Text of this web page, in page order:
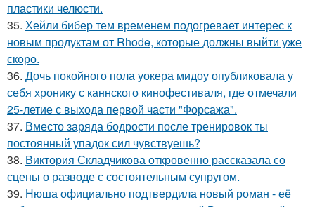
пластики челюсти.
35. Хейли бибер тем временем подогревает интерес к
новым продуктам от Rhode, которые должны выйти уже
скоро.
36. Дочь покойного пола уокера мидоу опубликовала у
себя хронику с каннского кинофестиваля, где отмечали
25-летие с выхода первой части "Форсажа".
37. Вместо заряда бодрости после тренировок ты
постоянный упадок сил чувствуешь?
38. Виктория Складчикова откровенно рассказала со
сцены о разводе с состоятельным супругом.
39. Нюша официально подтвердила новый роман - её